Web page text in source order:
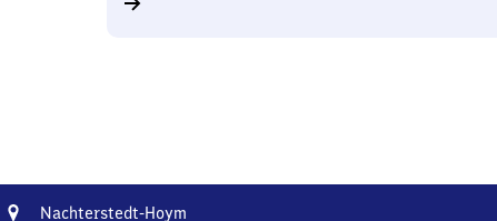
Adresse
Nachterstedt-Hoym